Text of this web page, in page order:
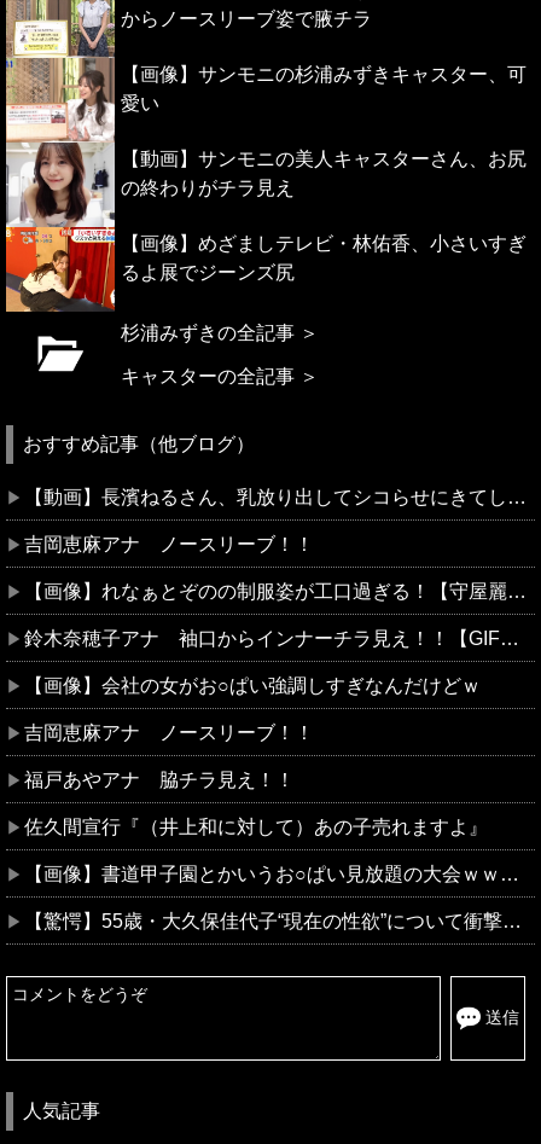
からノースリーブ姿で腋チラ
【画像】サンモニの杉浦みずきキャスター、可
愛い
【動画】サンモニの美人キャスターさん、お尻
の終わりがチラ見え
【画像】めざましテレビ・林佑香、小さいすぎ
るよ展でジーンズ尻
杉浦みずきの全記事 ＞
キャスターの全記事 ＞
おすすめ記事（他ブログ）
【動画】長濱ねるさん、乳放り出してシコらせにきてしまうｗ
吉岡恵麻アナ ノースリーブ！！
【画像】れなぁとぞのの制服姿が工口過ぎる！【守屋麗奈・大園玲】【櫻坂46】
鈴木奈穂子アナ 袖口からインナーチラ見え！！【GIF動画あり】
【画像】会社の女がお○ぱい強調しすぎなんだけどｗ
吉岡恵麻アナ ノースリーブ！！
福戸あやアナ 脇チラ見え！！
佐久間宣行『（井上和に対して）あの子売れますよ』
【画像】書道甲子園とかいうお○ぱい見放題の大会ｗｗｗｗｗｗｗ
【驚愕】55歳・大久保佳代子“現在の性欲”について衝撃告白「休みの日とかそうだね、だいたい…」
送信
人気記事